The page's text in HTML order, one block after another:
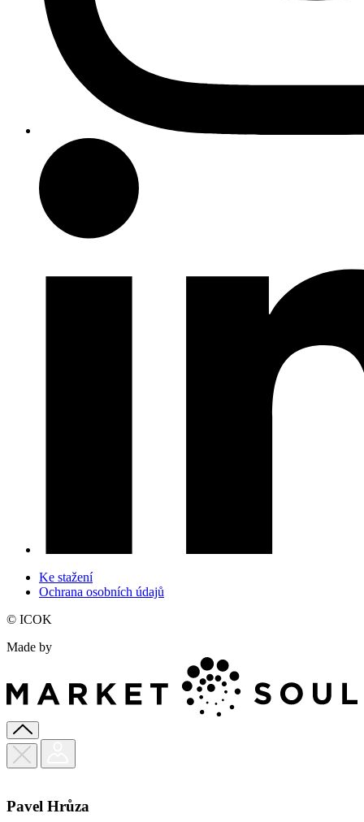
Ke stažení
Ochrana osobních údajů
© ICOK
Made by
Pavel Hrůza